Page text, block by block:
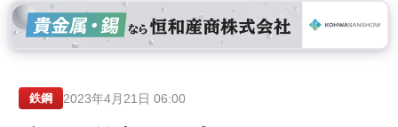
鉄鋼 2023年4月21日 06:00